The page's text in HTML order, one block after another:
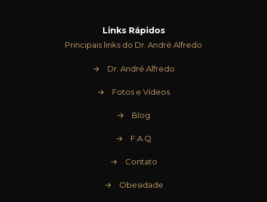
Links Rápidos
Principais links do Dr. André Alfredo
→ Dr. André Alfredo
→ Fotos e Vídeos
→ Blog
→ F.A.Q
→ Contato
→ Obesidade